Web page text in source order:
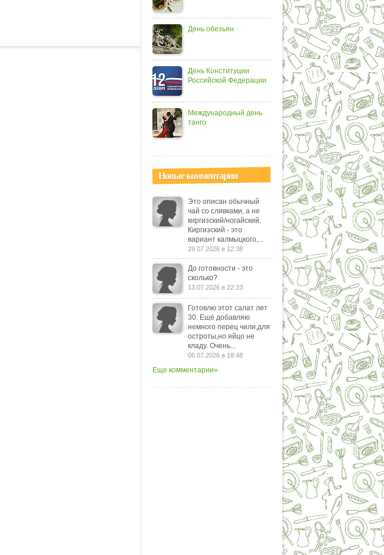
День обезьян
День Конституции
Российской Федерации
Международный день
танго
Новые комментарии
Это описан обычный
чай со сливками, а не
киргизский/ногайский.
Киргизский - это
вариант калмыцкого,...
29.07.2026 в 12:38
До готовности - это
сколько?
13.07.2026 в 22:23
Готовлю этот салат лет
30. Ещё добавляю
немного перец чили,для
остроты,но яйцо не
кладу. Очень...
06.07.2026 в 18:48
Еще комментарии»